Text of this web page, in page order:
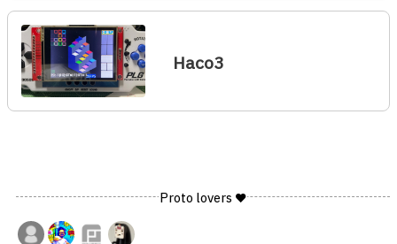
Haco3
Proto lovers ♥